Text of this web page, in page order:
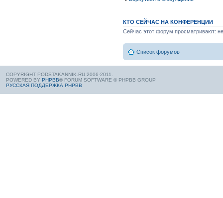
КТО СЕЙЧАС НА КОНФЕРЕНЦИИ
Сейчас этот форум просматривают:
Список форумов
COPYRIGHT PODSTAKANNIK.RU 2006-2011.
POWERED BY PHPBB® FORUM SOFTWARE © PHPBB GROUP
РУССКАЯ ПОДДЕРЖКА PHPBB